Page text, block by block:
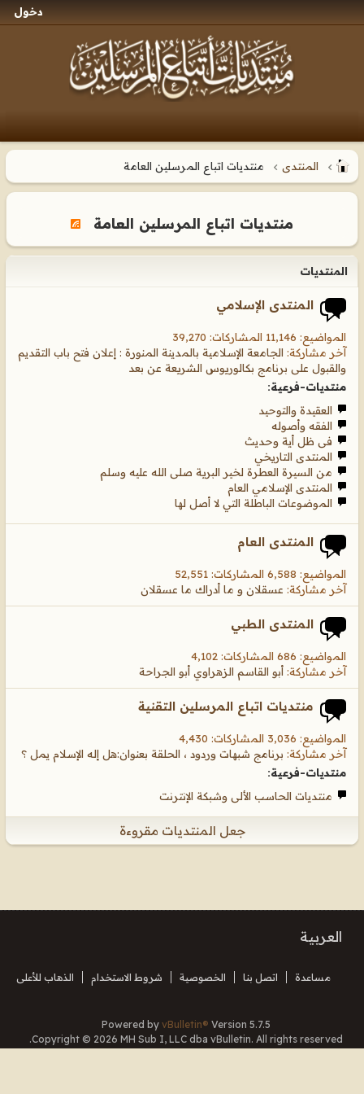
دخول
المنتدى منتديات اتباع المرسلين العامة
منتديات اتباع المرسلين العامة
المنتديات
المنتدى الإسلامي
المواضيع: 11,146 المشاركات: 39,270
آخر مشاركة: الجامعة الإسلامية بالمدينة المنورة : إعلان فتح باب التقديم
والقبول على برنامج بكالوريوس الشريعة عن بعد
منتديات-فرعية:
العقيدة والتوحيد
الفقه وأصوله
فى ظل أية وحديث
المنتدى التاريخي
من السيرة العطرة لخير البرية صلى الله عليه وسلم
المنتدى الإسلامي العام
الموضوعات الباطلة التي لا أصل لها
المنتدى العام
المواضيع: 6,588 المشاركات: 52,551
آخر مشاركة: عسقلان و ما أدراك ما عسقلان
المنتدى الطبي
المواضيع: 686 المشاركات: 4,102
آخر مشاركة: أبو القاسم الزهراوي أبو الجراحة
منتديات اتباع المرسلين التقنية
المواضيع: 3,036 المشاركات: 4,430
آخر مشاركة: برنامج شبهات وردود ، الحلقة بعنوان:هل إله الإسلام يمل ؟
منتديات-فرعية:
منتديات الحاسب الألى وشبكة الإنترنت
جعل المنتديات مقروءة
العربية
مساعدة اتصل بنا الخصوصية شروط الاستخدام الذهاب للأعلى
Powered by vBulletin® Version 5.7.5
Copyright © 2026 MH Sub I, LLC dba vBulletin. All rights reserved.